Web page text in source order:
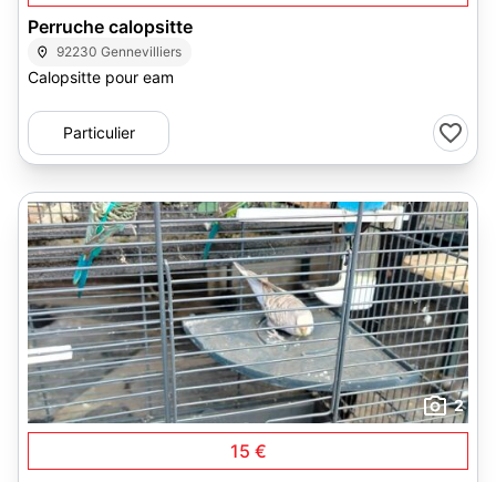
Perruche calopsitte
92230 Gennevilliers
Calopsitte pour eam
Particulier
2
15 €